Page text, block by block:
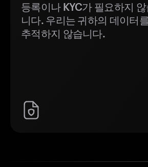
등록이나 KYC가 필요하지
니다. 우리는 귀하의 데이터
추적하지 않습니다.